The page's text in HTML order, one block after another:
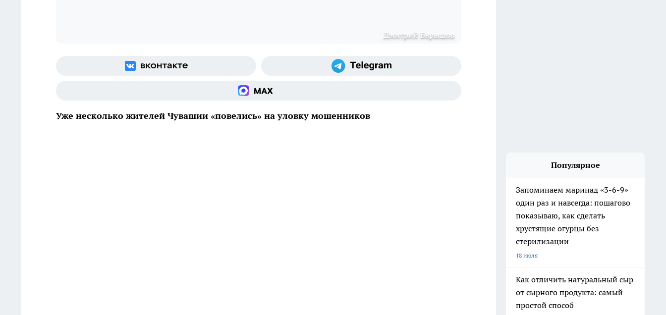
Дмитрий Барышов
Уже несколько жителей Чувашии «повелись» на уловку мошенников
Популярное
Запоминаем маринад «3-6-9»
один раз и навсегда: пошагово
показываю, как сделать
хрустящие огурцы без
стерилизации
18 июля
Как отличить натуральный сыр
от сырного продукта: самый
простой способ